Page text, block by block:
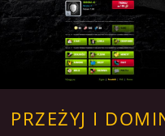
PRZEŻYJ I